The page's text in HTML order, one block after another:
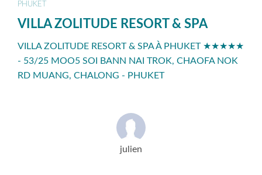
PHUKET
VILLA ZOLITUDE RESORT & SPA
VILLA ZOLITUDE RESORT & SPA À PHUKET ★★★★★
- 53/25 MOO5 SOI BANN NAI TROK, CHAOFA NOK
RD MUANG, CHALONG - PHUKET
julien